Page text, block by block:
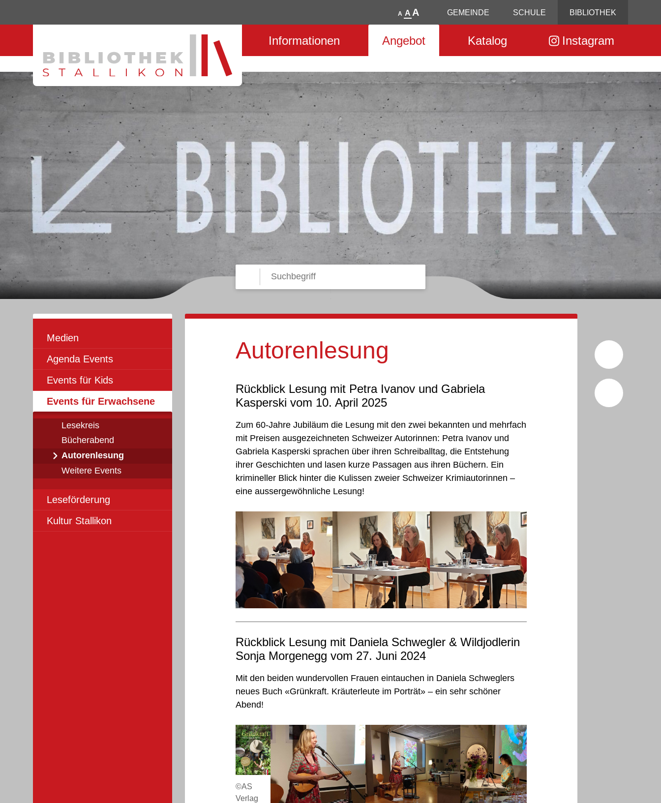
A A A GEMEINDE SCHULE BIBLIOTHEK
Hauptnavigation
Informationen Angebot Katalog Instagram
Suchbegriff
Suche starten
Unternavigation
Medien
Agenda Events
Events für Kids
Events für Erwachsene
Lesekreis
Bücherabend
Autorenlesung
Weitere Events
Leseförderung
Kultur Stallikon
Autorenlesung
Rückblick Lesung mit Petra Ivanov und Gabriela
Kasperski vom 10. April 2025
Zum 60-Jahre Jubiläum die Lesung mit den zwei bekannten und mehrfach
mit Preisen ausgezeichneten Schweizer Autorinnen: Petra Ivanov und
Gabriela Kasperski sprachen über ihren Schreiballtag, die Entstehung
ihrer Geschichten und lasen kurze Passagen aus ihren Büchern. Ein
krimineller Blick hinter die Kulissen zweier Schweizer Krimiautorinnen –
eine aussergewöhnliche Lesung!
Rückblick Lesung mit Daniela Schwegler & Wildjodlerin
Sonja Morgenegg vom 27. Juni 2024
Mit den beiden wundervollen Frauen eintauchen in Daniela Schweglers
neues Buch «Grünkraft. Kräuterleute im Porträt» – ein sehr schöner
Abend!
©AS
Verlag
Seite
teilen